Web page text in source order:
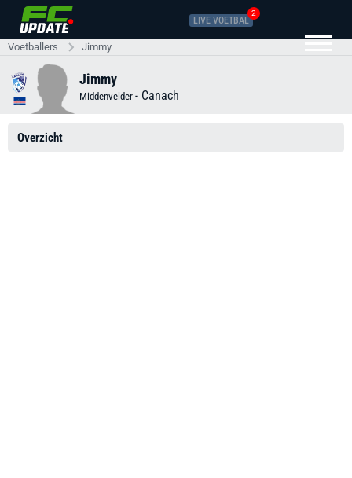
LIVE VOETBAL
2
Voetballers Jimmy
Jimmy
Middenvelder - Canach
Overzicht